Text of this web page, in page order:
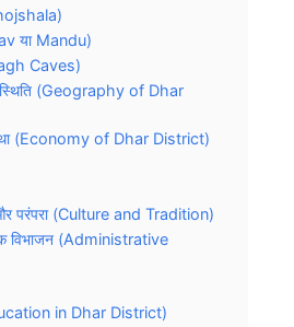
या Mandu)
Caves)
स्थिति (Geography of Dhar
(Economy of Dhar District)
परंपरा (Culture and Tradition)
विभाजन (Administrative
in Dhar District)